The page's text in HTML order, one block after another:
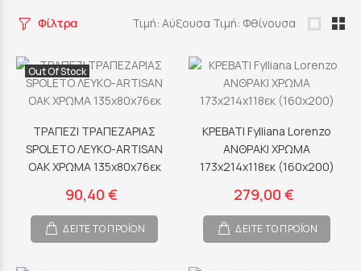
Φίλτρα Τιμή: Αύξουσα Τιμή: Φθίνουσα
Out Of Stock
ΤΡΑΠΕΖΙ ΤΡΑΠΕΖΑΡΙΑΣ
SPOLETO ΛΕΥΚΟ-ARTISAN
OAK ΧΡΩΜΑ 135x80x76εκ
90,40 €
ΔΕΙΤΕ ΤΟ ΠΡΟΪΟΝ
ΚΡΕΒΑΤΙ Fylliana Lorenzo
ΑΝΘΡΑΚΙ ΧΡΩΜΑ
173x214x118εκ (160x200)
279,00 €
ΔΕΙΤΕ ΤΟ ΠΡΟΪΟΝ